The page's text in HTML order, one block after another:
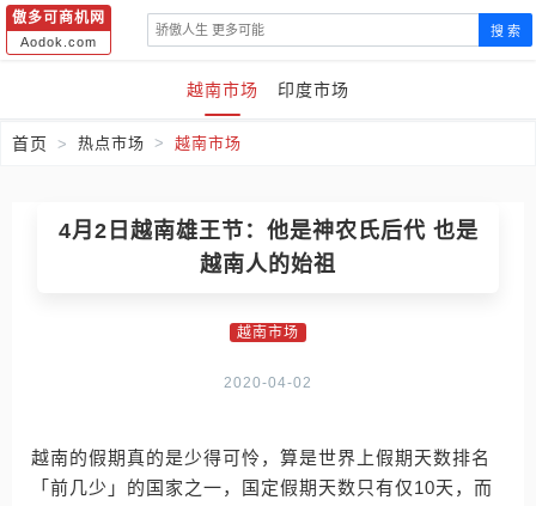
傲多可商机网
Aodok.com
搜 索
越南市场 印度市场
首页 热点市场 越南市场
4月2日越南雄王节：他是神农氏后代 也是
越南人的始祖
越南市场
2020-04-02
越南的假期真的是少得可怜，算是世界上假期天数排名
「前几少」的国家之一，国定假期天数只有仅10天，而